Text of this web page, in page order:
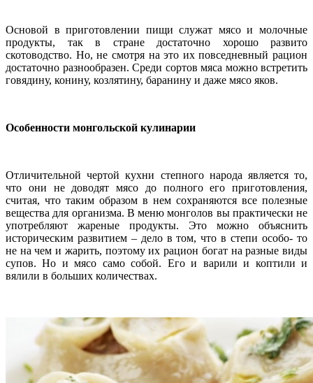
Основой в приготовлении пищи служат мясо и молочные
продукты, так в стране достаточно хорошо развито
скотоводство. Но, не смотря на это их повседневный рацион
достаточно разнообразен. Среди сортов мяса можно встретить
говядину, конину, козлятину, баранину и даже мясо яков.
Особенности монгольской кулинарии
Отличительной чертой кухни степного народа является то,
что они не доводят мясо до полного его приготовления,
считая, что таким образом в нем сохраняются все полезные
вещества для организма. В меню монголов вы практически не
употребляют жареные продукты. Это можно объяснить
историческим развитием – дело в том, что в степи особо- то
не на чем и жарить, поэтому их рацион богат на разные виды
супов. Но и мясо само собой. Его и варили и коптили и
вялили в больших количествах.